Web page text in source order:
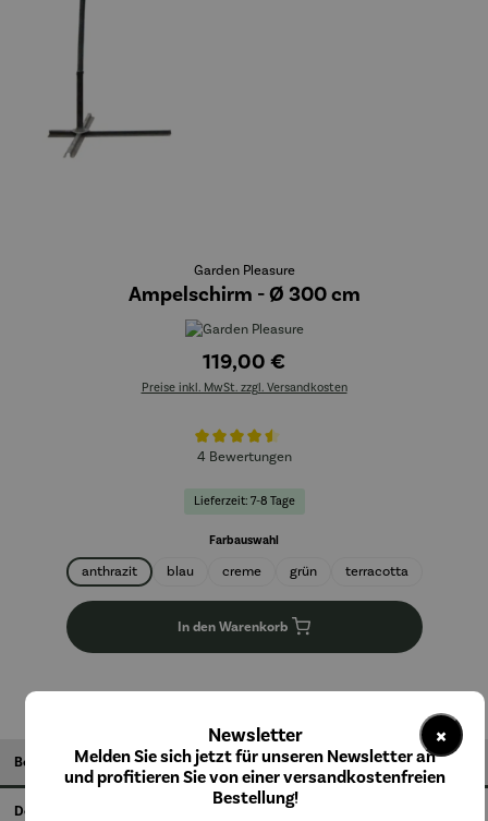
Garden Pleasure
Ampelschirm - Ø 300 cm
119,00 €
Preise inkl. MwSt. zzgl. Versandkosten
Durchschnittliche Bewertung von 4.5 von 5 Sternen
4 Bewertungen
Lieferzeit: 7-8 Tage
Farbauswahl
anthrazit blau creme grün terracotta
In den Warenkorb
Beschreibung
Details
×
Newsletter
Melden Sie sich jetzt für unseren Newsletter an
und profitieren Sie von einer versandkostenfreien
Bestellung!